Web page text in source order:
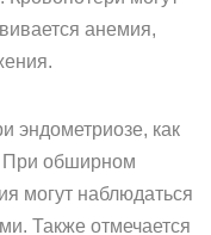
анемия,
эндометриозе, как
При обширном
могут наблюдаться
Также отмечается